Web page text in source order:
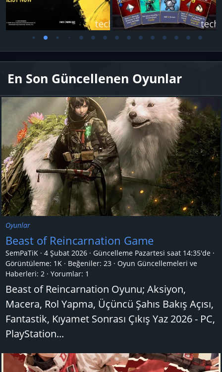
En Son Güncellenen Oyunlar
Oyunlar
Beast of Reincarnation Game
SemPaTiK 4 Şubat 2026 Güncelleme Pazartesi saat 14:35'de
Görüntüleme: 1K
Beğeniler: 23
Oyun Güncellemeleri ve
Haberleri: 2 Yorumlar: 1
Beast of Reincarnation Oyunu; Aksiyon,
Macera, Rol Yapma, Üçüncü Şahıs Bakış Açısı,
Fantastik, Kıyamet Sonrası Çıkış Yaz 2026 - PC,
PlayStation...